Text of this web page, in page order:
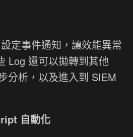
定事件通知，讓效能異常
Log 還可以拋轉到其他
分析，以及進入到 SIEM
自動化